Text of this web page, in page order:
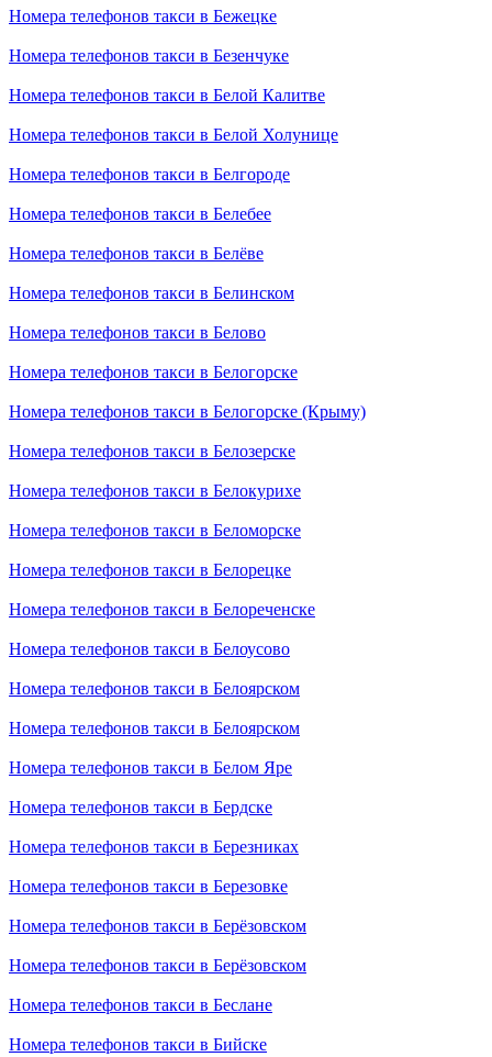
Номера телефонов такси в Бежецке
Номера телефонов такси в Безенчуке
Номера телефонов такси в Белой Калитве
Номера телефонов такси в Белой Холунице
Номера телефонов такси в Белгороде
Номера телефонов такси в Белебее
Номера телефонов такси в Белёве
Номера телефонов такси в Белинском
Номера телефонов такси в Белово
Номера телефонов такси в Белогорске
Номера телефонов такси в Белогорске (Крыму)
Номера телефонов такси в Белозерске
Номера телефонов такси в Белокурихе
Номера телефонов такси в Беломорске
Номера телефонов такси в Белорецке
Номера телефонов такси в Белореченске
Номера телефонов такси в Белоусово
Номера телефонов такси в Белоярском
Номера телефонов такси в Белоярском
Номера телефонов такси в Белом Яре
Номера телефонов такси в Бердске
Номера телефонов такси в Березниках
Номера телефонов такси в Березовке
Номера телефонов такси в Берёзовском
Номера телефонов такси в Берёзовском
Номера телефонов такси в Беслане
Номера телефонов такси в Бийске